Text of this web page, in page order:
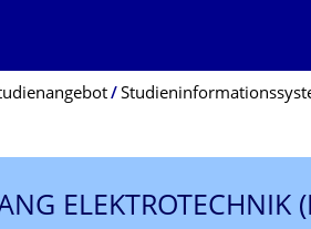
ELEKTROTECHNIK